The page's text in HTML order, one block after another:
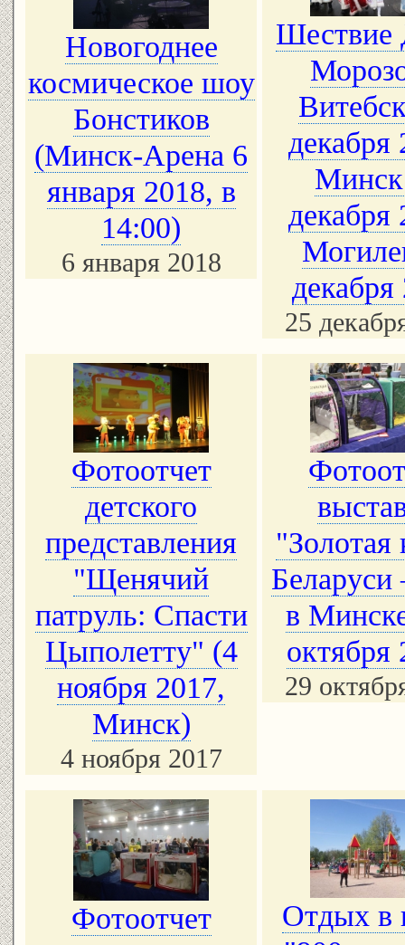
Новогоднее
космическое шоу
Бонстиков
(Минск-Арена 6
января 2018, в
14:00)
6 января 2018
Шествие
декабря
декабря
декабря
25
Фотоотчет
детского
представления
"Щенячий
патруль: Спасти
Цыполетту" (4
ноября 2017,
Минск)
4 ноября 2017
"Золотая
Беларуси
в
октября
29
Фотоотчет
Отдых в